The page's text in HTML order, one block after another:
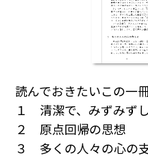
読んでおきたいこの一
１ 清潔で、みずみず
２ 原点回帰の思想
３ 多くの人々の心の